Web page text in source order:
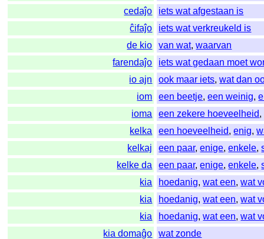
cedaĵo
iets wat afgestaan is
ĉifaĵo
iets wat verkreukeld is
de kio
van wat,waarvan
farendaĵo
iets wat gedaan moet
io ajn
ook maar iets,wat dan
iom
een beetje,een weinig,
ioma
een zekere hoeveelheid,
kelka
een hoeveelheid,enig,
kelkaj
een paar,enige,enkele,
kelke da
een paar,enige,enkele,
kia
hoedanig,wat een,wat
kia
hoedanig,wat een,wat
kia
hoedanig,wat een,wat
kia domaĝo
wat zonde